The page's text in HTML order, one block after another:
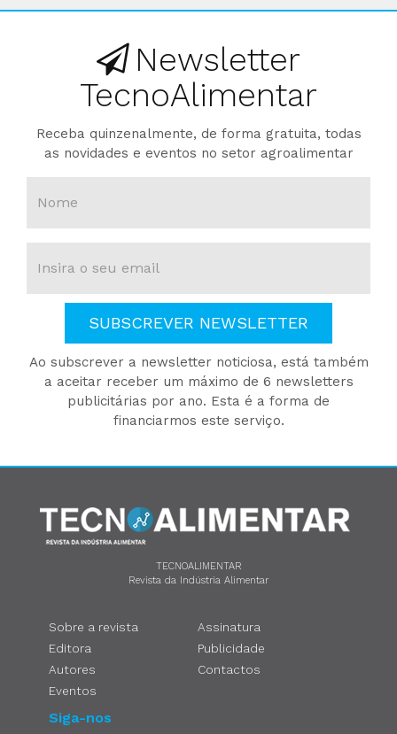
Newsletter
TecnoAlimentar
Receba quinzenalmente, de forma gratuita, todas
as novidades e eventos no setor agroalimentar
SUBSCREVER NEWSLETTER
Ao subscrever a newsletter noticiosa, está também
a aceitar receber um máximo de 6 newsletters
publicitárias por ano. Esta é a forma de
financiarmos este serviço.
TECNOALIMENTAR
Revista da Indústria Alimentar
Sobre a revista
Editora
Autores
Eventos
Assinatura
Publicidade
Contactos
Siga-nos